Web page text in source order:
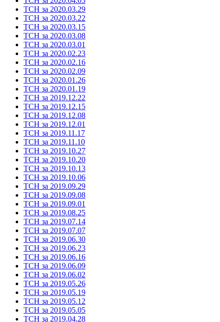
ТСН за 2020.03.29
ТСН за 2020.03.22
ТСН за 2020.03.15
ТСН за 2020.03.08
ТСН за 2020.03.01
ТСН за 2020.02.23
ТСН за 2020.02.16
ТСН за 2020.02.09
ТСН за 2020.01.26
ТСН за 2020.01.19
ТСН за 2019.12.22
ТСН за 2019.12.15
ТСН за 2019.12.08
ТСН за 2019.12.01
ТСН за 2019.11.17
ТСН за 2019.11.10
ТСН за 2019.10.27
ТСН за 2019.10.20
ТСН за 2019.10.13
ТСН за 2019.10.06
ТСН за 2019.09.29
ТСН за 2019.09.08
ТСН за 2019.09.01
ТСН за 2019.08.25
ТСН за 2019.07.14
ТСН за 2019.07.07
ТСН за 2019.06.30
ТСН за 2019.06.23
ТСН за 2019.06.16
ТСН за 2019.06.09
ТСН за 2019.06.02
ТСН за 2019.05.26
ТСН за 2019.05.19
ТСН за 2019.05.12
ТСН за 2019.05.05
ТСН за 2019.04.28